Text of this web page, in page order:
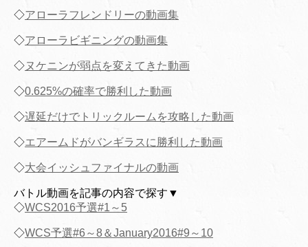
◇アローラフレンドリーの動画集
◇アローラビギニングの動画集
◇ヌケニンが弱点を変えてきた動画
◇0.625%の確率で勝利した動画
◇遅延だけでトリックルームを攻略した動画
◇エアームドがバンギラスに勝利した動画
◇大会イッシュファイナルの動画
バトル動画を記事の内容で探す▼
◇WCS2016予選#1～5
◇WCS予選#6～8＆January2016#9～10